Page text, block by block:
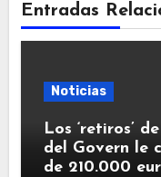
Entradas
Noticias
Los ‘retiros’
del Govern le
de 210.000